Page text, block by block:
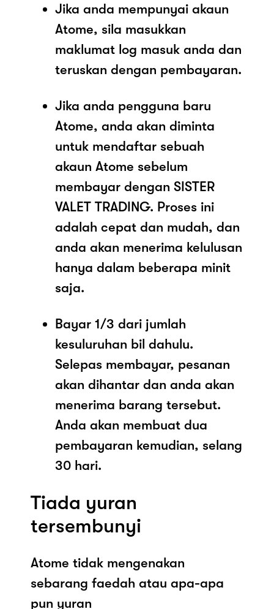
Jika anda mempunyai akaun
Atome, sila masukkan
maklumat log masuk anda dan
teruskan dengan pembayaran.
Jika anda pengguna baru
Atome, anda akan diminta
untuk mendaftar sebuah
akaun Atome sebelum
membayar dengan SISTER
VALET TRADING. Proses ini
adalah cepat dan mudah, dan
anda akan menerima kelulusan
hanya dalam beberapa minit
saja.
Bayar 1/3 dari jumlah
kesuluruhan bil dahulu.
Selepas membayar, pesanan
akan dihantar dan anda akan
menerima barang tersebut.
Anda akan membuat dua
pembayaran kemudian, selang
30 hari.
Tiada yuran
tersembunyi
Atome tidak mengenakan
sebarang faedah atau apa-apa
pun yuran